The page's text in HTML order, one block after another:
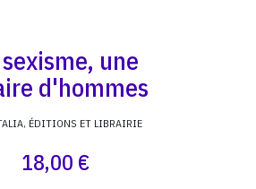
une
d'hommes
ÉDITIONS ET LIBRAIRIE
18,00 €